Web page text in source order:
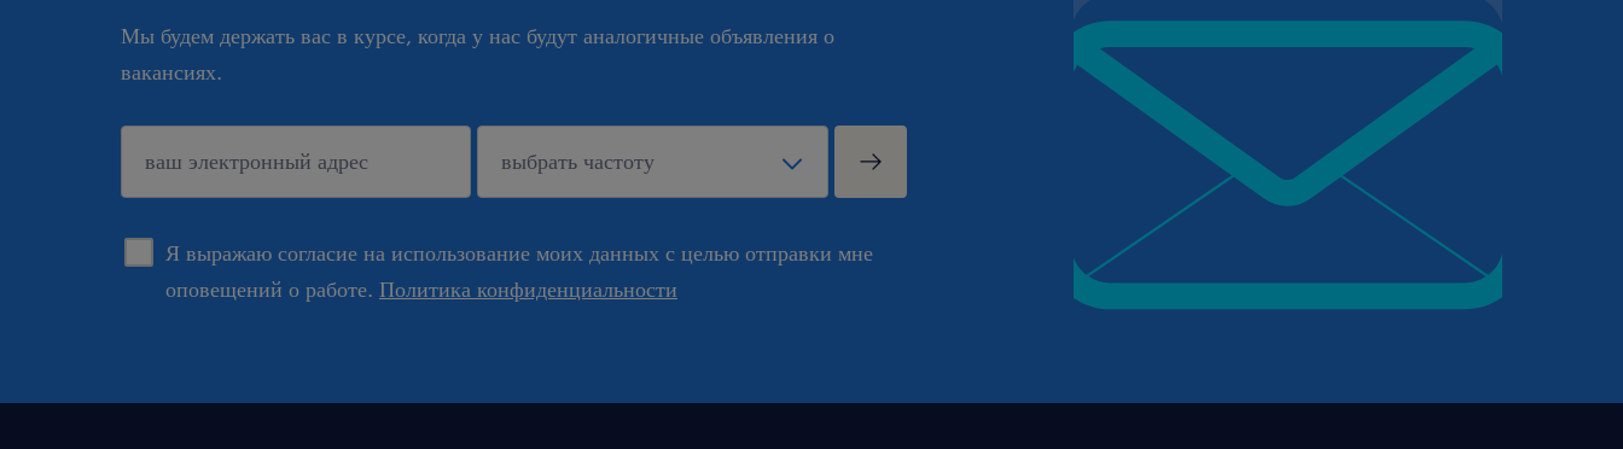
Мы будем держать вас в курсе, когда у нас будут аналогичные объявления о
вакансиях.
Я выражаю согласие на использование моих данных с целью отправки мне
оповещений о работе. Политика конфиденциальности
подтверждать